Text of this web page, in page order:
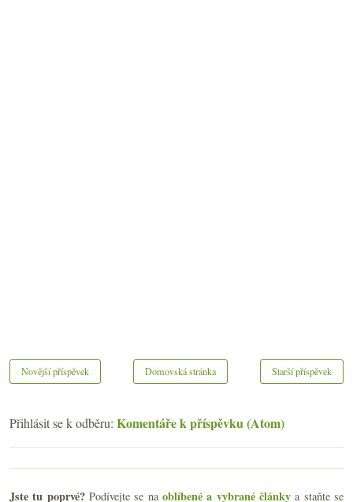
Novější příspěvek Starší příspěvek
Domovská stránka
Přihlásit se k odběru: Komentáře k příspěvku (Atom)
Jste tu poprvé?Podívejte se naoblíbené a vybrané články a staňte se